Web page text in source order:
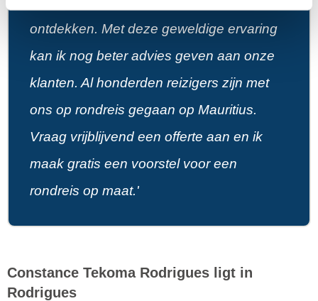
ontdekken. Met deze geweldige ervaring
kan ik nog beter advies geven aan onze
klanten. Al honderden reizigers zijn met
ons op rondreis gegaan op Mauritius.
Vraag vrijblijvend een offerte aan en ik
maak gratis een voorstel voor een
rondreis op maat.'
Constance Tekoma Rodrigues ligt in
Rodrigues